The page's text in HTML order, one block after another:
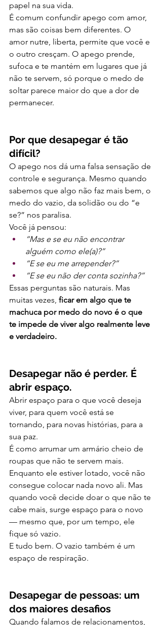
papel na sua vida.
É comum confundir apego com amor,
mas são coisas bem diferentes. O
amor nutre, liberta, permite que você e
o outro cresçam. O apego prende,
sufoca e te mantém em lugares que já
não te servem, só porque o medo de
soltar parece maior do que a dor de
permanecer.
Por que desapegar é tão
difícil?
O apego nos dá uma falsa sensação de
controle e segurança. Mesmo quando
sabemos que algo não faz mais bem, o
medo do vazio, da solidão ou do “e
se?” nos paralisa.
Você já pensou:
“Mas e se eu não encontrar
alguém como ele(a)?”
“E se eu me arrepender?”
“E se eu não der conta sozinha?”
Essas perguntas são naturais. Mas
muitas vezes, ficar em algo que te
machuca por medo do novo é o que
te impede de viver algo realmente leve
e verdadeiro.
Desapegar não é perder. É
abrir espaço.
Abrir espaço para o que você deseja
viver, para quem você está se
tornando, para novas histórias, para a
sua paz.
É como arrumar um armário cheio de
roupas que não te servem mais.
Enquanto ele estiver lotado, você não
consegue colocar nada novo ali. Mas
quando você decide doar o que não te
cabe mais, surge espaço para o novo
— mesmo que, por um tempo, ele
fique só vazio.
E tudo bem. O vazio também é um
espaço de respiração.
Desapegar de pessoas: um
dos maiores desafios
Quando falamos de relacionamentos,